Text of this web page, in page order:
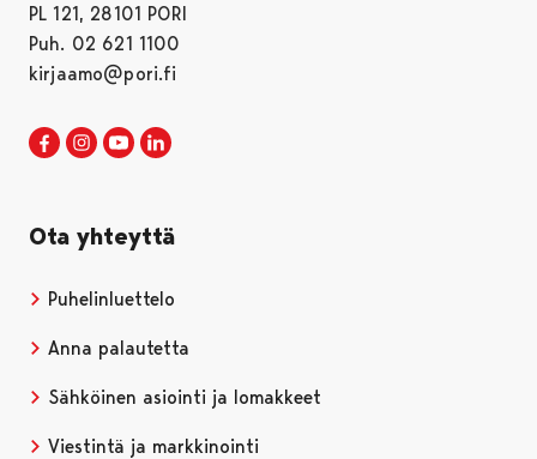
PL 121, 28101 PORI
Puh. 02 621 1100
kirjaamo@pori.fi
Porin kaupunki Facebookissa
Avautuu uudessa välilehdessä
Porin kaupunki Instagramissa
Avautuu uudessa välilehdessä
Porin kaupunki Youtubessa
Avautuu uudessa välilehdessä
Ota yhteyttä
Puhelinluettelo
Anna palautetta
Sähköinen asiointi ja lomakkeet
Viestintä ja markkinointi